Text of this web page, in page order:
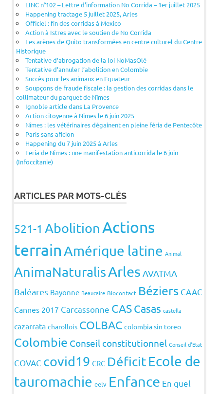
LINC n°102 – Lettre d’information No Corrida – 1er juillet 2025
Happening tractage 5 juillet 2025, Arles
Officiel : fin des corridas à Mexico
Action à Istres avec le soutien de No Corrida
Les arènes de Quito transformées en centre culturel du Centre
Historique
Tentative d’abrogation de la loi NoMasOlé
Tentative d’annuler l’abolition en Colombie
Succès pour les animaux en Equateur
Soupçons de fraude fiscale : la gestion des corridas dans le
collimateur du parquet de Nîmes
Ignoble article dans La Provence
Action citoyenne à Nîmes le 6 juin 2025
Nîmes : les vétérinaires dégainent en pleine féria de Pentecôte
Paris sans aficion
Happening du 7 juin 2025 à Arles
Feria de Nîmes : une manifestation anticorrida le 6 juin
(Infoccitanie)
ARTICLES PAR MOTS-CLÉS
521-1 AbolitionActions
terrainAmérique latine Animal
AnimaNaturalisArles AVATMA
Baléares Bayonne Beaucaire Biocontact Béziers CAAC
Cannes 2017 Carcassonne CASCasas castella
cazarrata charollois COLBAC colombia sin toreo
Colombie Conseil constitutionnel Conseil d'Etat
COVAC covid19 CRC DéficitEcole de
tauromachie eelv Enfance En quel